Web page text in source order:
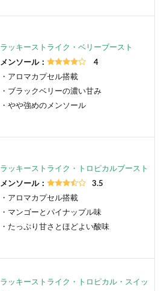
ラッキーストライク・ベリーブースト
メンソール：
4
・アロマカプセル搭載
・ブラックベリーの濃い甘み
・やや強めのメンソール
ラッキーストライク・トロピカルブースト
メンソール：
3.5
・アロマカプセル搭載
・マンゴーとパイナップル味
・たっぷり甘さとほどよい酸味
ラッキーストライク・トロピカル・スイッ